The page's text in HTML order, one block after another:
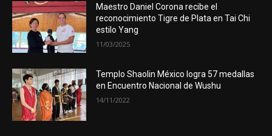
Maestro Daniel Corona recibe el
reconocimiento Tigre de Plata en Tai Chi
estilo Yang
11/03/2025
Templo Shaolin México logra 57 medallas
en Encuentro Nacional de Wushu
14/11/2022